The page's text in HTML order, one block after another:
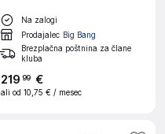
Na zalogi
Prodajalec Big Bang
Brezplačna poštnina za člane
kluba
219 99 €
ali od 10,75 € / mesec